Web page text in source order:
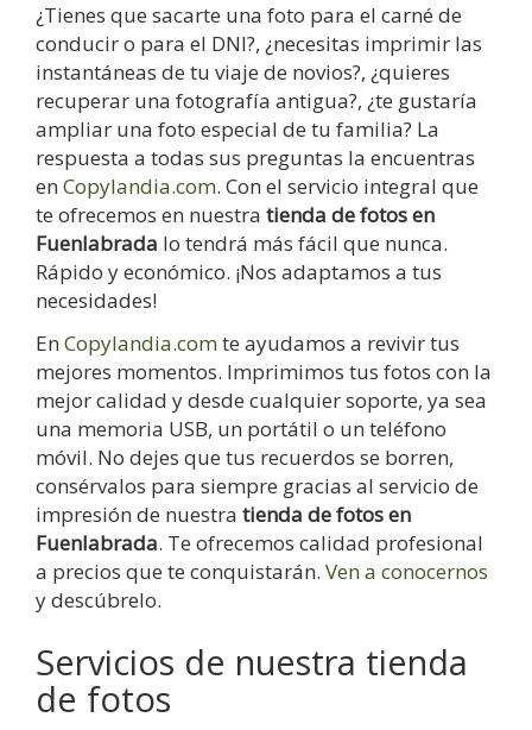
¿Tienes que sacarte una foto para el carné de
conducir o para el DNI?, ¿necesitas imprimir las
instantáneas de tu viaje de novios?, ¿quieres
recuperar una fotografía antigua?, ¿te gustaría
ampliar una foto especial de tu familia? La
respuesta a todas sus preguntas la encuentras
en Copylandia.com. Con el servicio integral que
te ofrecemos en nuestra tienda de fotos en
Fuenlabrada lo tendrá más fácil que nunca.
Rápido y económico. ¡Nos adaptamos a tus
necesidades!
En Copylandia.comte ayudamos a revivir tus
mejores momentos. Imprimimos tus fotos con la
mejor calidad y desde cualquier soporte, ya sea
una memoria USB, un portátil o un teléfono
móvil. No dejes que tus recuerdos se borren,
consérvalos para siempre gracias al servicio de
impresión de nuestra tienda de fotos en
Fuenlabrada. Te ofrecemos calidad profesional
a precios que te conquistarán. Ven a conocernos
y descúbrelo.
Servicios de nuestra tienda
de fotos